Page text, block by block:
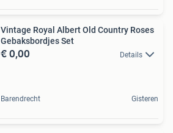
Vintage Royal Albert Old Country Roses
Gebaksbordjes Set
€ 0,00 Details
Barendrecht Gisteren